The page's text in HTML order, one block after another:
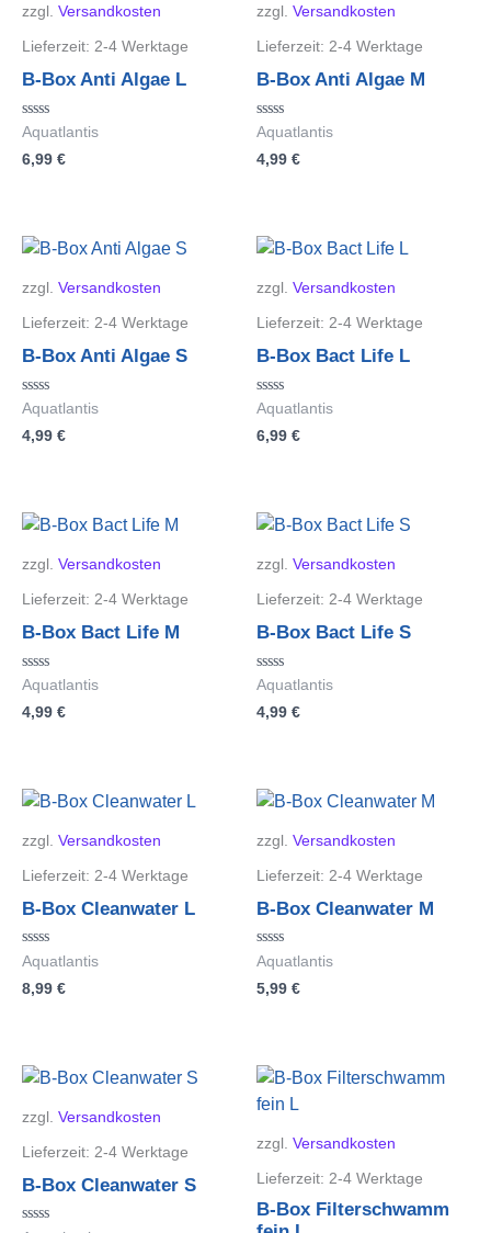
zzgl. Versandkosten
Lieferzeit: 2-4 Werktage
B-Box Anti Algae L
Bewertet
mit
0
Aquatlantis
6,99 €
zzgl. Versandkosten
Lieferzeit: 2-4 Werktage
B-Box Anti Algae M
Bewertet
mit
0
Aquatlantis
4,99 €
zzgl. Versandkosten
Lieferzeit: 2-4 Werktage
B-Box Anti Algae S
Bewertet
mit
0
Aquatlantis
4,99 €
zzgl. Versandkosten
Lieferzeit: 2-4 Werktage
B-Box Bact Life L
Bewertet
mit
0
Aquatlantis
6,99 €
zzgl. Versandkosten
Lieferzeit: 2-4 Werktage
B-Box Bact Life M
Bewertet
mit
0
Aquatlantis
4,99 €
zzgl. Versandkosten
Lieferzeit: 2-4 Werktage
B-Box Bact Life S
Bewertet
mit
0
Aquatlantis
4,99 €
zzgl. Versandkosten
Lieferzeit: 2-4 Werktage
B-Box Cleanwater L
Bewertet
mit
0
Aquatlantis
8,99 €
zzgl. Versandkosten
Lieferzeit: 2-4 Werktage
B-Box Cleanwater M
Bewertet
mit
0
Aquatlantis
5,99 €
zzgl. Versandkosten
Lieferzeit: 2-4 Werktage
B-Box Cleanwater S
zzgl. Versandkosten
Lieferzeit: 2-4 Werktage
B-Box Filterschwamm